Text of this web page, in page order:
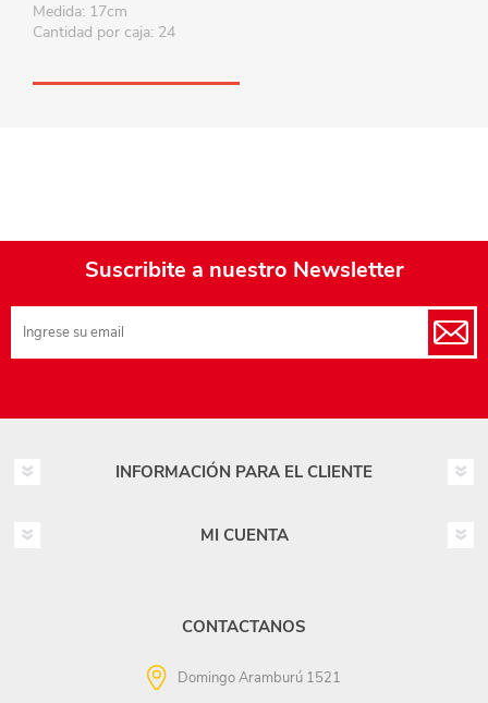
Medida: 17cm
Cantidad por caja: 24
Suscribite a nuestro Newsletter
INFORMACIÓN PARA EL CLIENTE
MI CUENTA
CONTACTANOS
Domingo Aramburú 1521